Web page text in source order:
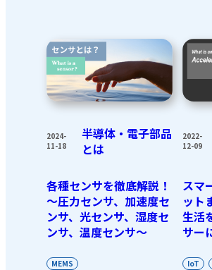
2024-
11-18
半導体・電子部品
とは
各種センサを徹底解説！
〜圧力センサ、加速度セ
ンサ、光センサ、湿度セ
ンサ、温度センサ〜
MEMS
2022-
12-09
スマ
ット
生活
サー
IoT